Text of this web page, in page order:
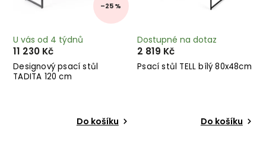
–25 %
Designový psací stůl
TADITA 120 cm
U vás od 4 týdnů
11 230 Kč
Do košíku
Psací stůl TELL bílý 80x48cm
Dostupné na dotaz
2 819 Kč
Do košíku